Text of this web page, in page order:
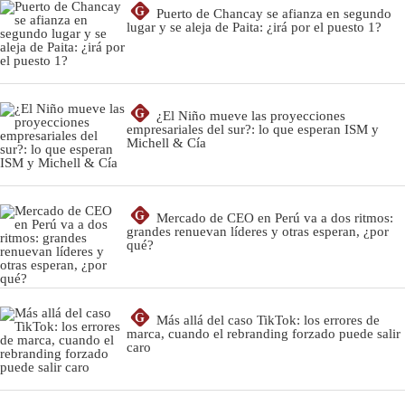
G
Puerto de Chancay se afianza en segundo
lugar y se aleja de Paita: ¿irá por el puesto 1?
G
¿El Niño mueve las proyecciones
empresariales del sur?: lo que esperan ISM y
Michell & Cía
G
Mercado de CEO en Perú va a dos ritmos:
grandes renuevan líderes y otras esperan, ¿por
qué?
G
Más allá del caso TikTok: los errores de
marca, cuando el rebranding forzado puede salir
caro